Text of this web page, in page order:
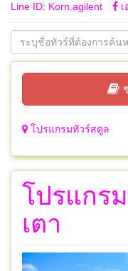
Line ID: Korn.agilent
โปรแกรมทัวร์สตูล
โปรแกร
เตา